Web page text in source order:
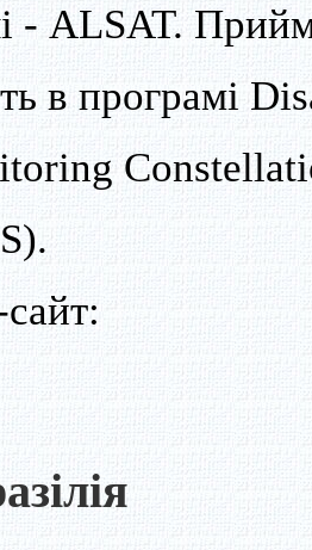
- ALSAT.
в програмі